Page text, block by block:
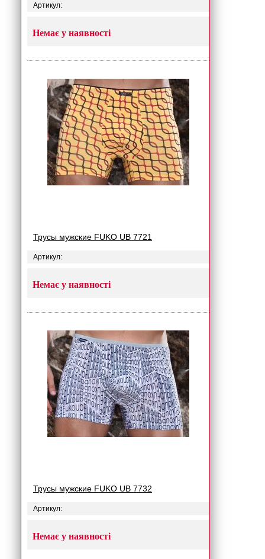
Артикул:
Немає у наявності
Трусы мужские FUKO UB 7721
Артикул:
Немає у наявності
Трусы мужские FUKO UB 7732
Артикул:
Немає у наявності